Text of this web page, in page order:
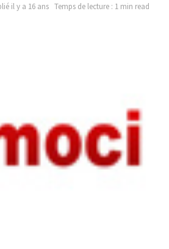
il y a 16 ans Temps de lecture : 1 min read